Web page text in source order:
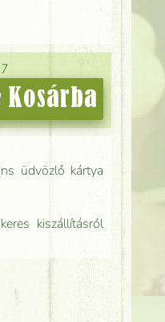
Kosárba
üdvözlő kártya
kiszállításról